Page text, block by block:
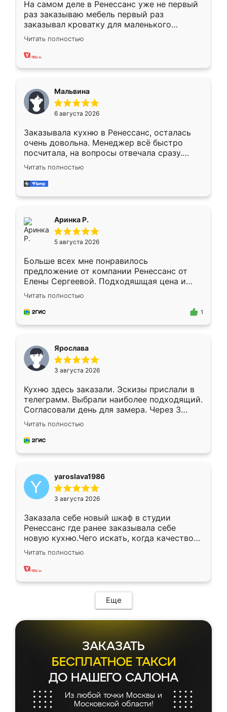
На самом деле в Ренессанс уже не первый
раз заказываю мебель первый раз
заказывал кроватку для маленького
ребёнка при его рождении ,во второй раз
заказал шкаф-купе. По качеству очень
хорошее сборка достаточно быстрая,
меньше, здесь же он более разнообразный.
Мне нравится ,если что-то потребуется из
мебели буду заказывать только здесь.
Читать полностью
Мальвина
6 августа 2026
Заказывала кухню в Ренессанс, осталась
очень довольна. Менеджер всё быстро
посчитала, на вопросы отвечала сразу.
Замерщик приехал в субботу, подошёл к
делу со всей ответственностью. Собрали
за день, ребята работали аккуратно, даже
Читать полностью
Аринка Р.
5 августа 2026
Больше всех мне понравилось
предложение от компании Ренессанс от
Елены Сергеевой. Подходяшщая цена и
короткие сроки изготовления. Приехавший
для замера сотрудник Владислав
предложил по моему эскизу самый
Читать полностью
1
Ярослава
3 августа 2026
Кухню здесь заказали. Эскизы прислали в
телеграмм. Выбрали наиболее подходящий.
Согласовали день для замера. Через 3
недели кухня была уже готова. Остались
довольны работой. Спасибо Ренессанс
мебель за качественную работу!
Читать полностью
yaroslava1986
3 августа 2026
Заказала себе новый шкаф в студии
Ренессанс где ранее заказывала себе
новую кухню.Чего искать, когда качеством
вполне довольна. Служит кухня уже почти
два года, нареканий нет.
Читать полностью
Еще
ЗАКАЗАТЬ
БЕСПЛАТНОЕ ТАКСИ
ДО НАШЕГО САЛОНА
Из любой точки Москвы и
Московской области!